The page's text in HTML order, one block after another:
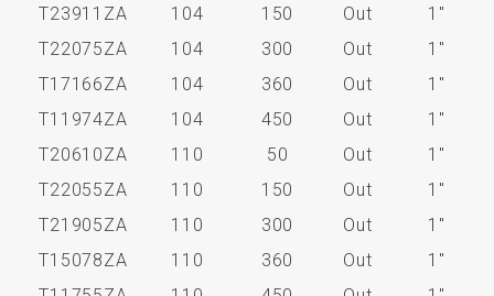
T23911ZA
104 150 Out
1"
T22075ZA
104 300 Out
1"
T17166ZA
104 360 Out
1"
T11974ZA
104 450 Out
1"
T20610ZA
110 50 Out
1"
T22055ZA
110 150 Out
1"
T21905ZA
110 300 Out
1"
T15078ZA
110 360 Out
1"